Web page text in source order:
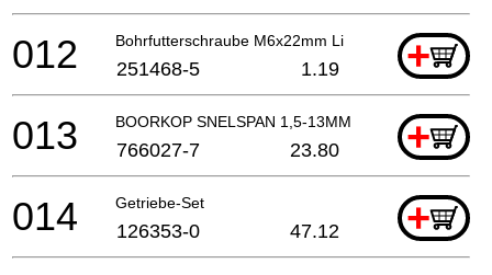
Bohrfutterschraube M6x22mm Li +
012 251468-5 1.19
BOORKOP SNELSPAN 1,5-13MM +
013 766027-7 23.80
Getriebe-Set +
014 126353-0 47.12